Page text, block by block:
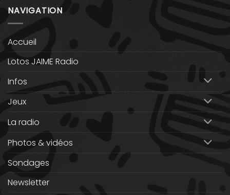
NAVIGATION
Accueil
Lotos JAIME Radio
Infos
Jeux
La radio
Photos & vidéos
Sondages
Newsletter